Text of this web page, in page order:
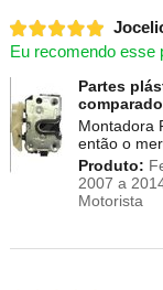
Eu recomendo esse
Partes
Montadora
então o
Produto:
2007 a
Motorista